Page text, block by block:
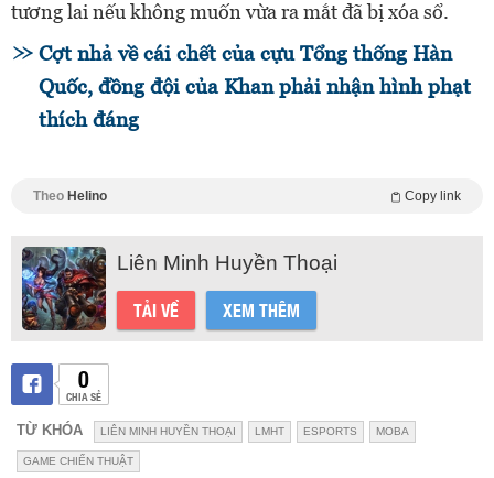
tương lai nếu không muốn vừa ra mắt đã bị xóa sổ.
Cợt nhả về cái chết của cựu Tổng thống Hàn
Quốc, đồng đội của Khan phải nhận hình phạt
thích đáng
Theo Helino Copy link
Liên Minh Huyền Thoại
TẢI VỀ XEM THÊM
0
CHIA SẺ
TỪ KHÓA LIÊN MINH HUYỀN THOẠI LMHT ESPORTS MOBA
GAME CHIẾN THUẬT